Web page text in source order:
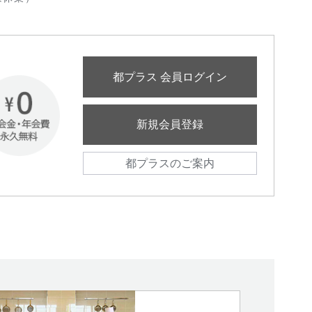
都プラス 会員ログイン
新規会員登録
都プラスのご案内